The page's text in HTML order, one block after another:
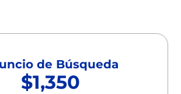
de Búsqueda
$1,350